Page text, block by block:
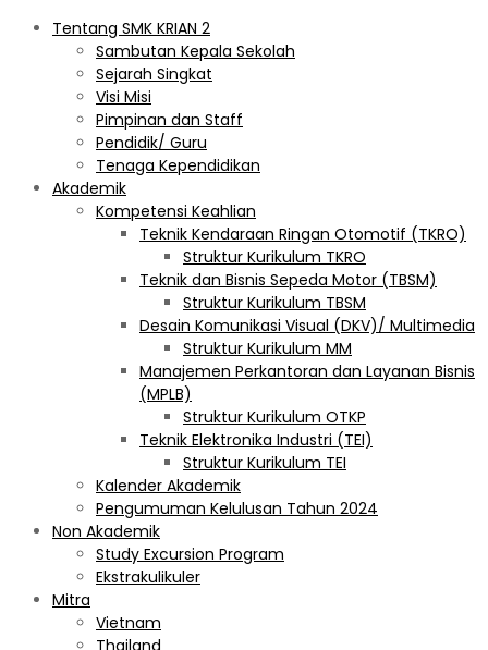
Tentang SMK KRIAN 2
Sambutan Kepala Sekolah
Sejarah Singkat
Visi Misi
Pimpinan dan Staff
Pendidik/ Guru
Tenaga Kependidikan
Akademik
Kompetensi Keahlian
Teknik Kendaraan Ringan Otomotif (TKRO)
Struktur Kurikulum TKRO
Teknik dan Bisnis Sepeda Motor (TBSM)
Struktur Kurikulum TBSM
Desain Komunikasi Visual (DKV)/ Multimedia
Struktur Kurikulum MM
Manajemen Perkantoran dan Layanan Bisnis
(MPLB)
Struktur Kurikulum OTKP
Teknik Elektronika Industri (TEI)
Struktur Kurikulum TEI
Kalender Akademik
Pengumuman Kelulusan Tahun 2024
Non Akademik
Study Excursion Program
Ekstrakulikuler
Mitra
Vietnam
Thailand